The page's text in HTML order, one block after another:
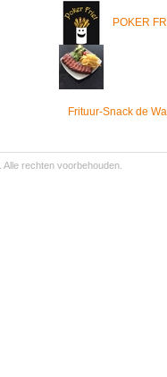
POKER
Frituur-Snack de
. Alle rechten voorbehouden.